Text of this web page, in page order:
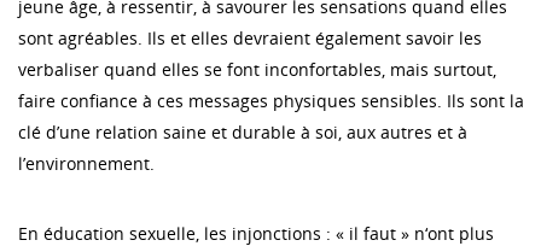
jeune âge, à ressentir, à savourer les sensations quand elles
sont agréables. Ils et elles devraient également savoir les
verbaliser quand elles se font inconfortables, mais surtout,
faire confiance à ces messages physiques sensibles. Ils sont la
clé d’une relation saine et durable à soi, aux autres et à
l’environnement.
En éducation sexuelle, les injonctions : « il faut » n‘ont plus